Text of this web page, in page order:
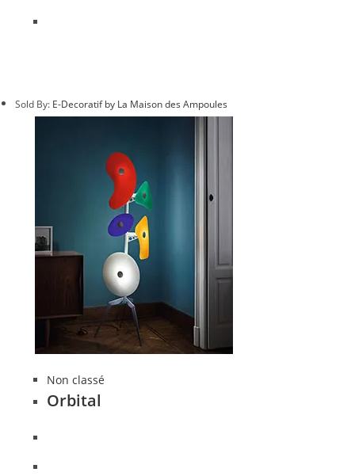
Sold By: E-Decoratif by La Maison des Ampoules
Non classé
Orbital